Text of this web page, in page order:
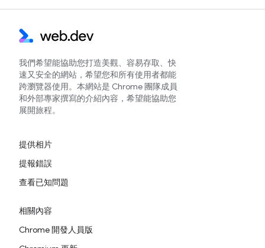
我們希望能協助您打造美觀、容易存取、快
速又安全的網站，希望您和所有使用者都能
跨瀏覽器使用。本網站是 Chrome 團隊成員
和外部專家撰寫的介紹內容，希望能協助您
展開旅程。
提供相片
提報錯誤
查看已知問題
相關內容
Chrome 開發人員版